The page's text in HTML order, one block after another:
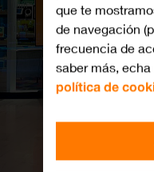
que te
de navegación
frecuencia de
saber más,
política de